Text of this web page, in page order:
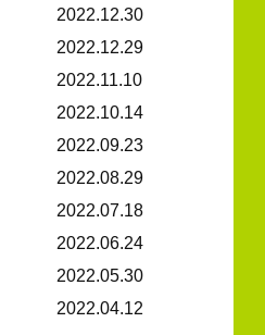
2022.12.30
2022.12.29
2022.11.10
2022.10.14
2022.09.23
2022.08.29
2022.07.18
2022.06.24
2022.05.30
2022.04.12